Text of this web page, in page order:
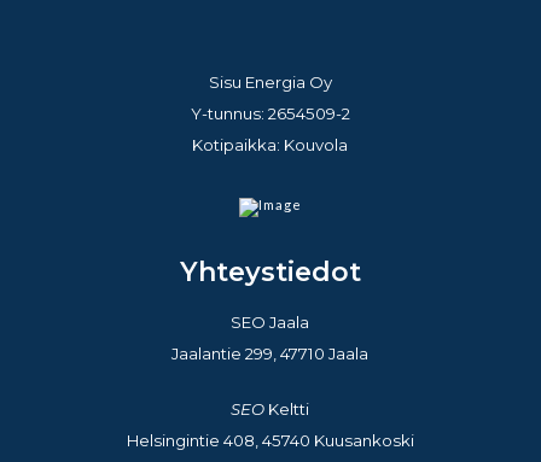
Sisu Energia Oy
Y-tunnus: 2654509-2
Kotipaikka: Kouvola
Yhteystiedot
SEO Jaala
Jaalantie 299, 47710 Jaala
SEO Keltti
Helsingintie 408, 45740 Kuusankoski